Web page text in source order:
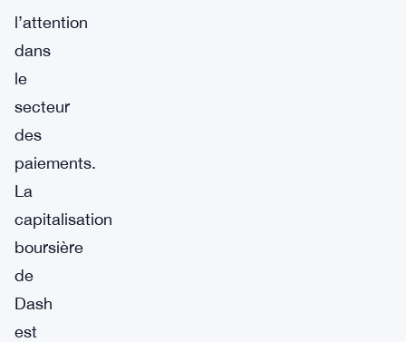
l’attention
dans
le
secteur
des
paiements.
La
capitalisation
boursière
de
Dash
est